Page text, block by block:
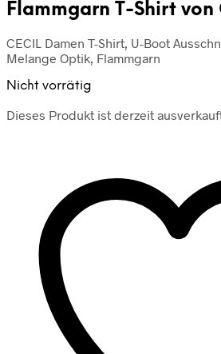
Flammgarn T-Shirt von
CECIL Damen T-Shirt, U-Boot
Melange Optik, Flammgarn
Nicht vorrätig
Dieses Produkt ist derzeit